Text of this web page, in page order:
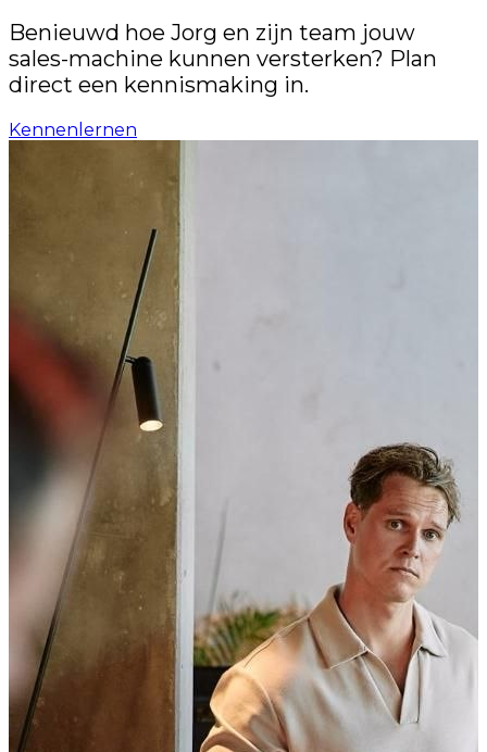
Benieuwd hoe Jorg en zijn team jouw
sales-machine kunnen versterken? Plan
direct een kennismaking in.
Kennenlernen